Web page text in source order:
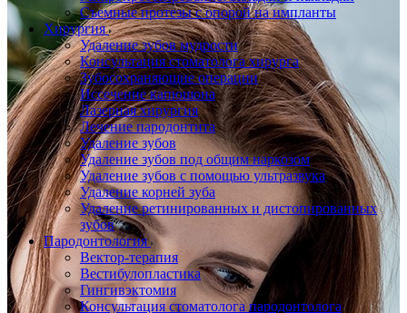
Съемные протезы с опорой на импланты
Хирургия
Удаление зубов мудрости
Консультация стоматолога хирурга
Зубосохраняющие операции
Иссечение капюшона
Лазерная хирургия
Лечение пародонтита
Удаление зубов
Удаление зубов под общим наркозом
Удаление зубов с помощью ультразвука
Удаление корней зуба
Удаление ретинированных и дистопированных
зубов
Пародонтология
Вектор-терапия
Вестибулопластика
Гингивэктомия
Консультация стоматолога пародонтолога